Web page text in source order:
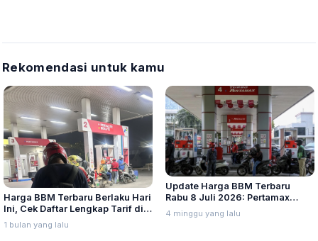
Rekomendasi untuk kamu
Harga BBM Terbaru Berlaku Hari
Ini, Cek Daftar Lengkap Tarif di
Seluruh Indonesia
1 bulan yang lalu
Update Harga BBM Terbaru
Rabu 8 Juli 2026: Pertamax
Turbo, Dexlite, dan Pertamina
Dex Turun
4 minggu yang lalu